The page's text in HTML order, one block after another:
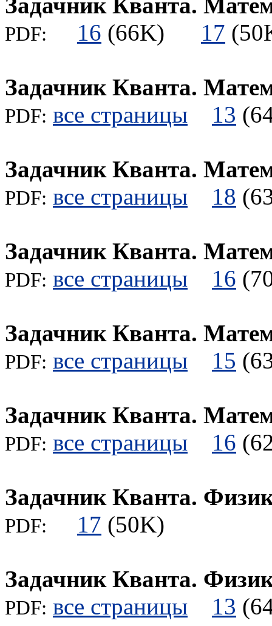
PDF: 16 (66K) 17
Задачник Кванта.
PDF: все страницы 13
Задачник Кванта.
PDF: все страницы 18
Задачник Кванта.
PDF: все страницы 16
Задачник Кванта.
PDF: все страницы 15
Задачник Кванта.
PDF: все страницы 16
Задачник Кванта.
PDF: 17 (50K)
Задачник Кванта.
PDF: все страницы 13